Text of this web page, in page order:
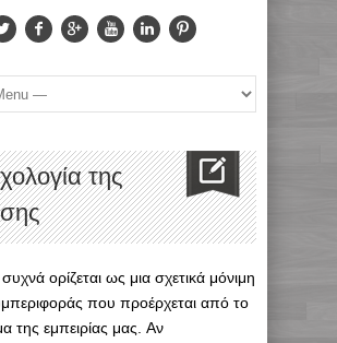
της
ορίζεται ως μια σχετικά μόνιμη
που προέρχεται από το
της εμπειρίας μας. Αν